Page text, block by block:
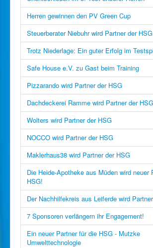
Herren gewinnen den PV Green Cup
Steuerberater Niebuhr wird Partner der HSG
Trotz Niederlage: Ein guter Erfolg im
Safe House e.V. zu Gast beim Training
Pizzarando wird Partner der HSG
Dachdeckerei Ramme wird Partner der HSG
Wolters wird Partner der HSG
NOCCO wird Partner der HSG
Maklerhaus38 wird Partner der HSG
Die Heide-Apotheke aus Müden wird neuer
HSG!
Der Nachhilfekreis aus Leiferde wird
7 Sponsoren verlängern ihr Engagement!
Ein neuer Partner für die HSG - Mutzke
Umwelttechnologie